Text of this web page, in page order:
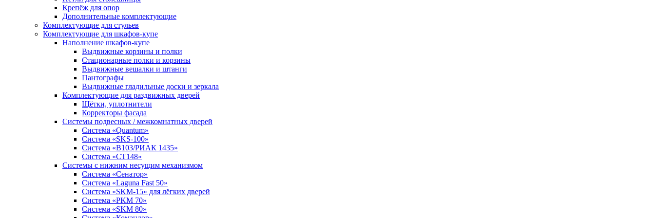
Крепёж для опор
Дополнительные комплектующие
Комплектующие для стульев
Комплектующие для шкафов-купе
Наполнение шкафов-купе
Выдвижные корзины и полки
Стационарные полки и корзины
Выдвижные вешалки и штанги
Пантографы
Выдвижные гладильные доски и зеркала
Комплектующие для раздвижных дверей
Щётки, уплотнители
Корректоры фасада
Системы подвесных / межкомнатных дверей
Система «Quantum»
Система «SKS-100»
Система «B103/РИАК 1435»
Система «СТ148»
Системы с нижним несущим механизмом
Система «Сенатор»
Система «Laguna Fast 50»
Система «SKM-15» для лёгких дверей
Система «PKM 70»
Система «SKM 80»